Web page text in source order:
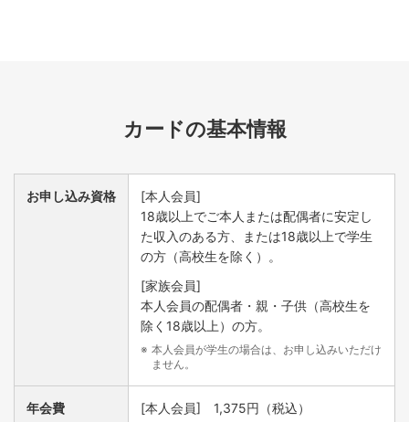
KIPS PiTaPaカードがお手元に届いてから、別途「KIPS
ターにご請求のうえ、お申し込みください。
PiTaPaご利用枠のご案内
カードの基本情報
お申し込み資格
[本人会員]
18歳以上でご本人または配偶者に安定し
た収入のある方、または18歳以上で学生
の方（高校生を除く）。
[家族会員]
本人会員の配偶者・親・子供（高校生を
除く18歳以上）の方。
本人会員が学生の場合は、お申し込みいただけ
ません。
年会費 [本人会員] 1,375円（税込）